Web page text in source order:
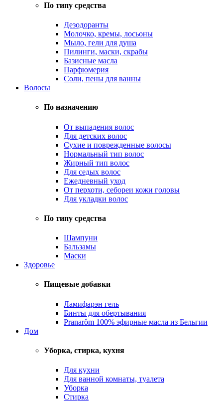
По типу средства
Дезодоранты
Молочко, кремы, лосьоны
Мыло, гели для душа
Пилинги, маски, скрабы
Базисные масла
Парфюмерия
Соли, пены для ванны
Волосы
По назначению
От выпадения волос
Для детских волос
Сухие и поврежденные волосы
Нормальный тип волос
Жирный тип волос
Для седых волос
Ежедневный уход
От перхоти, себореи кожи головы
Для укладки волос
По типу средства
Шампуни
Бальзамы
Маски
Здоровье
Пищевые добавки
Ламифарэн гель
Бинты для обертывания
Pranarôm 100% эфирные масла из Бельгии
Дом
Уборка, стирка, кухня
Для кухни
Для ванной комнаты, туалета
Уборка
Стирка